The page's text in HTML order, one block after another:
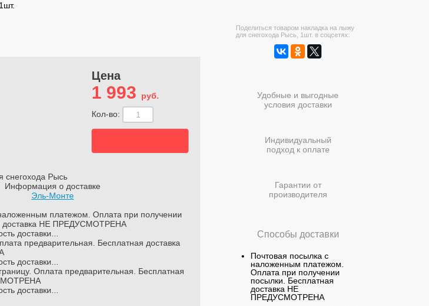
Поделиться товаром накладка на лыжу
для снегохода Рысь, 1шт. в соцсетях:
Удобные и выгодные
условия доставки
Индивидуальный
подход к оплате
Гарантии от
производителя
Способы доставки
Почтовая посылка с
наложенным платежом.
Оплата при получении
посылки. Бесплатная
доставка НЕ
ПРЕДУСМОТРЕНА
Цена
1 993 руб.
Кол-во:
снегохода Рысь
Информация о доставке
Эль-Монте
платежом. Оплата при получении
доставка НЕ ПРЕДУСМОТРЕНА
доставки...
предварительная. Бесплатная доставка
доставки...
Оплата предварительная. Бесплатная
доставки...